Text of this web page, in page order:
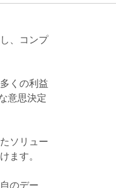
、コンプ
くの利益
意思決定
ソリュー
ます。